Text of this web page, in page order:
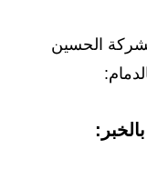
الحسين